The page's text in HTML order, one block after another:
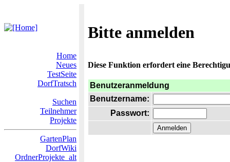
Bitte anmelden
Home
Neues
TestSeite
DorfTratsch
Suchen
Teilnehmer
Projekte
GartenPlan
DorfWiki
OrdnerProjekte_alt
Diese Funktion erfordert eine
Benutzeranmeldung
Benutzername:
Passwort: